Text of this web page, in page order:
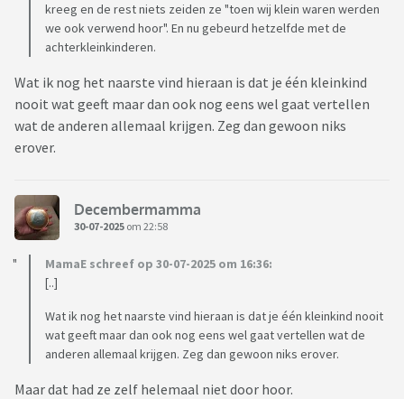
kreeg en de rest niets zeiden ze "toen wij klein waren werden
we ook verwend hoor". En nu gebeurd hetzelfde met de
achterkleinkinderen.
Wat ik nog het naarste vind hieraan is dat je één kleinkind
nooit wat geeft maar dan ook nog eens wel gaat vertellen
wat de anderen allemaal krijgen. Zeg dan gewoon niks
erover.
Decembermamma
30-07-2025 om 22:58
MamaE schreef op 30-07-2025 om 16:36:
[..]
Wat ik nog het naarste vind hieraan is dat je één kleinkind nooit
wat geeft maar dan ook nog eens wel gaat vertellen wat de
anderen allemaal krijgen. Zeg dan gewoon niks erover.
Maar dat had ze zelf helemaal niet door hoor.